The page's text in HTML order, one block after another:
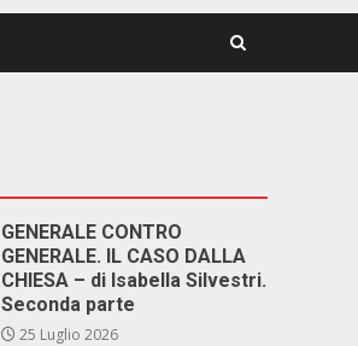
GENERALE CONTRO
GENERALE. IL CASO DALLA
CHIESA – di Isabella Silvestri.
Seconda parte
25 Luglio 2026